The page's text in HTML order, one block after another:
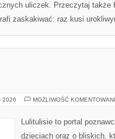
uliczek. Przeczytaj
zaskakiwać: raz kusi
2026 MOŻLIWOŚĆ
Lulitulisie to portal
dzieciach oraz o bliskich,